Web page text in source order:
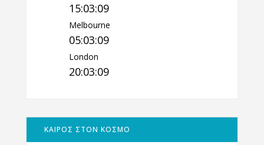
15:03:10
Melbourne
05:03:10
London
20:03:10
ΚΑΙΡΟΣ ΣΤΟΝ ΚΟΣΜΟ